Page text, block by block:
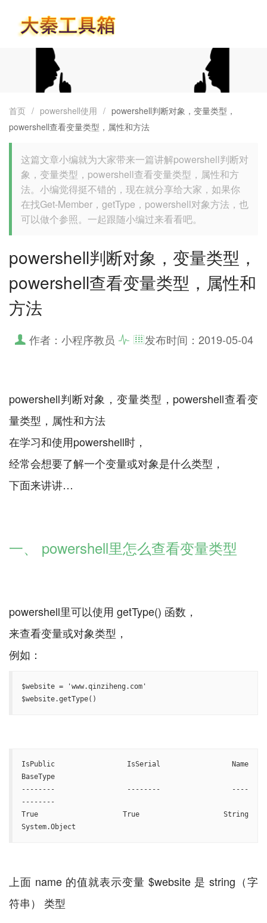
首页 / powershell使用 / powershell判断对象，变量类型，
powershell查看变量类型，属性和方法
这篇文章小编就为大家带来一篇讲解powershell判断对
象，变量类型，powershell查看变量类型，属性和方
法。小编觉得挺不错的，现在就分享给大家，如果你
在找Get-Member，getType，powershell对象方法，也
可以做个参照。一起跟随小编过来看看吧。
powershell判断对象，变量类型，
powershell查看变量类型，属性和
方法
作者：小程序教员 发布时间： 2019-05-04
powershell判断对象，变量类型，powershell查看变
量类型，属性和方法
在学习和使用powershell时，
经常会想要了解一个变量或对象是什么类型，
下面来讲讲…
一、 powershell里怎么查看变量类型
powershell里可以使用 getType() 函数，
来查看变量或对象类型，
$website = 'www.qinziheng.com'
$website.getType()
IsPublic IsSerial Name
BaseType
-------- -------- ----
--------
True     True     String
System.Object
上面 name 的值就表示变量 $website 是 string（字
符串） 类型